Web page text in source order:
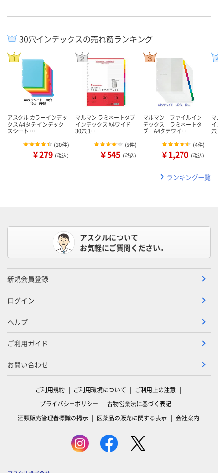
30穴インデックスの売れ筋ランキング
アスクル カラーインデッ
クス A4タテ インデック
スシート …
(30件)
￥279 （税込）
マルマン ラミネートタブ
インデックス A4ワイド
30穴 1…
(5件)
￥545 （税込）
マルマン ファイルイン
デックス ラミネートタ
ブ A4タテワイ…
(4件)
￥1,270 （税込）
ランキング一覧
アスクルについて
お気軽にご質問ください。
新規会員登録
ログイン
ヘルプ
ご利用ガイド
お問い合わせ
ご利用規約 ご利用環境について
ご利用上の注意
プライバシーポリシー
古物営業法に基づく表記
酒類販売管理者標識の掲示
医薬品の販売に関する表示 会社案内